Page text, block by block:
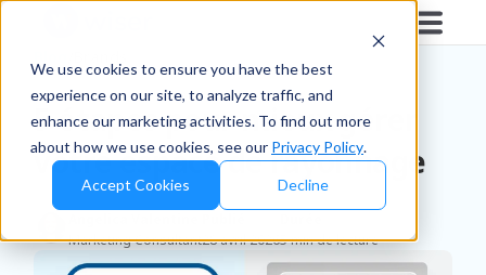
We use cookies to ensure you have the best
experience on our site, to analyze traffic, and
enhance our marketing activities. To find out more
about how we use cookies, see our Privacy Policy.
Accept Cookies Decline
5 étapes pour mieux gérer
votre espace de rayonnage
Marketing Consultant28 avril 20265 min de lecture